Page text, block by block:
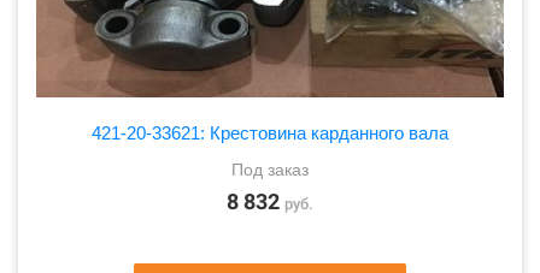
421-20-33621: Крестовина карданного вала
Под заказ
8 832 руб.